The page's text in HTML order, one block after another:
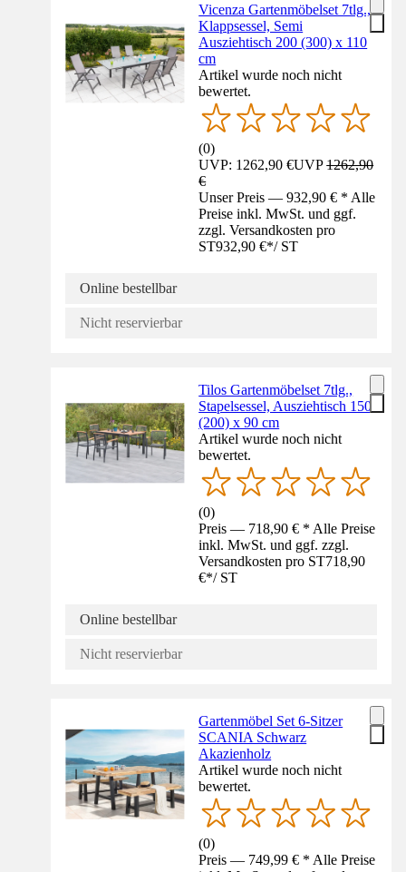
Vicenza Gartenmöbelset 7tlg.,
Klappsessel, Semi
Ausziehtisch 200 (300) x 110
cm
Artikel wurde noch nicht
bewertet.
(0)
UVP: 1262,90 €UVP1262,90
€
Unser Preis — 932,90 € * Alle
Preise inkl. MwSt. und ggf.
zzgl. Versandkosten pro
ST932,90 €*/ ST
Online bestellbar
Nicht reservierbar
Tilos Gartenmöbelset 7tlg.,
Stapelsessel, Ausziehtisch 150
(200) x 90 cm
Artikel wurde noch nicht
bewertet.
(0)
Preis — 718,90 € * Alle Preise
inkl. MwSt. und ggf. zzgl.
Versandkosten pro ST718,90
€*/ ST
Online bestellbar
Nicht reservierbar
Gartenmöbel Set 6-Sitzer
SCANIA Schwarz
Akazienholz
Artikel wurde noch nicht
bewertet.
(0)
Preis — 749,99 € * Alle Preise